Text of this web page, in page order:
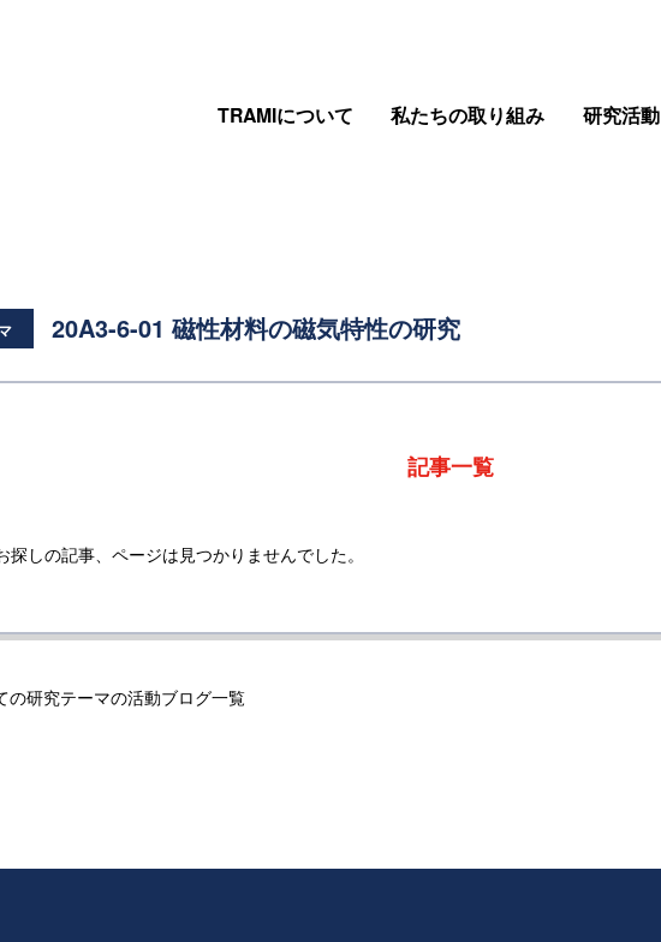
TRAMIについて 私たちの取り組み 研究活動
20A3-6-01 磁性材料の磁気特性の研究
記事一覧
探しの記事、ページは見つかりませんでした。
の研究テーマの活動ブログ一覧